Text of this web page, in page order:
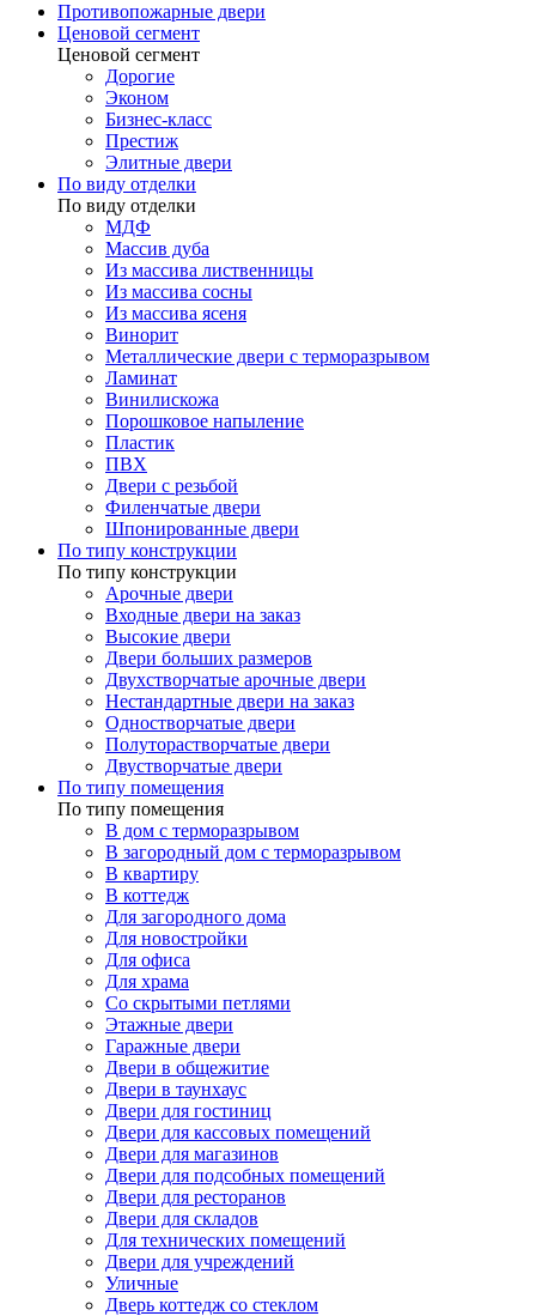
Противопожарные двери
Ценовой сегмент
Ценовой сегмент
Дорогие
Эконом
Бизнес-класс
Престиж
Элитные двери
По виду отделки
По виду отделки
МДФ
Массив дуба
Из массива лиственницы
Из массива сосны
Из массива ясеня
Винорит
Металлические двери с терморазрывом
Ламинат
Винилискожа
Порошковое напыление
Пластик
ПВХ
Двери с резьбой
Филенчатые двери
Шпонированные двери
По типу конструкции
По типу конструкции
Арочные двери
Входные двери на заказ
Высокие двери
Двери больших размеров
Двухстворчатые арочные двери
Нестандартные двери на заказ
Одностворчатые двери
Полуторастворчатые двери
Двустворчатые двери
По типу помещения
По типу помещения
В дом с терморазрывом
В загородный дом с терморазрывом
В квартиру
В коттедж
Для загородного дома
Для новостройки
Для офиса
Для храма
Со скрытыми петлями
Этажные двери
Гаражные двери
Двери в общежитие
Двери в таунхаус
Двери для гостиниц
Двери для кассовых помещений
Двери для магазинов
Двери для подсобных помещений
Двери для ресторанов
Двери для складов
Для технических помещений
Двери для учреждений
Уличные
Дверь коттедж со стеклом